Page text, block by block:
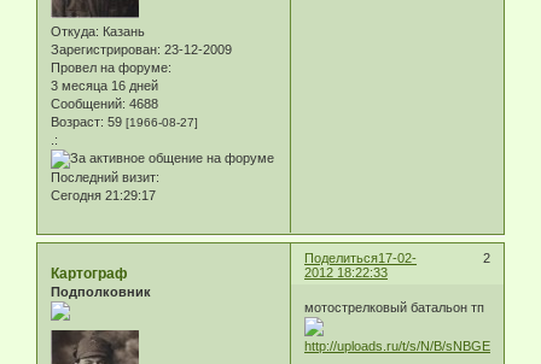
Откуда: Казань
Зарегистрирован: 23-12-2009
Провел на форуме:
3 месяца 16 дней
Сообщений: 4688
Возраст: 59 [1966-08-27]
.:
Последний визит:
Сегодня 21:29:17
Поделиться 2
17-02-
2012 18:22:33
Картограф
Подполковник
мотострелковый батальон тп